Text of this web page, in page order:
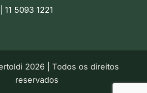
11 5093 1221
2026 | Todos os direitos
reservados